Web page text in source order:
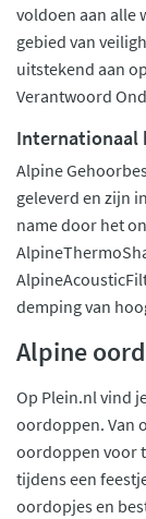
voldoen aan alle
gebied van
uitstekend aan
Verantwoord
Internationaal
Alpine
geleverd en zijn
name door het
demping van
Alpine
Op Plein.nl vind
oordoppen. Van
oordoppen voor
tijdens een
oordopjes en